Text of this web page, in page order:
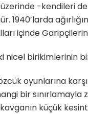
-kendileri
içinde Garipçilerin
nicel birikimlerinin
oyunlarına
bir sınırlamayla
küçük